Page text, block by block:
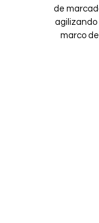
de
agilizando
marco